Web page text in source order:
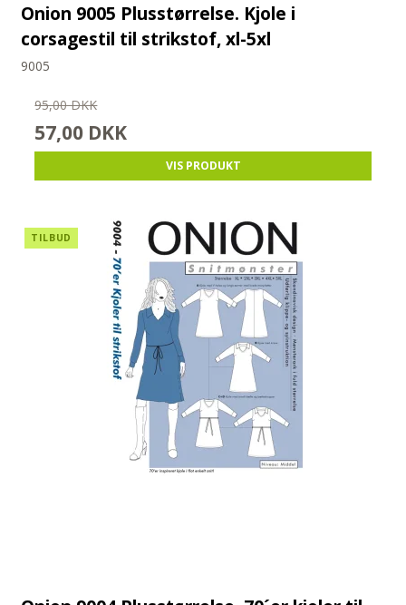
Onion 9005 Plusstørrelse. Kjole i
corsagestil til strikstof, xl-5xl
9005
95,00 DKK
57,00 DKK
VIS PRODUKT
TILBUD